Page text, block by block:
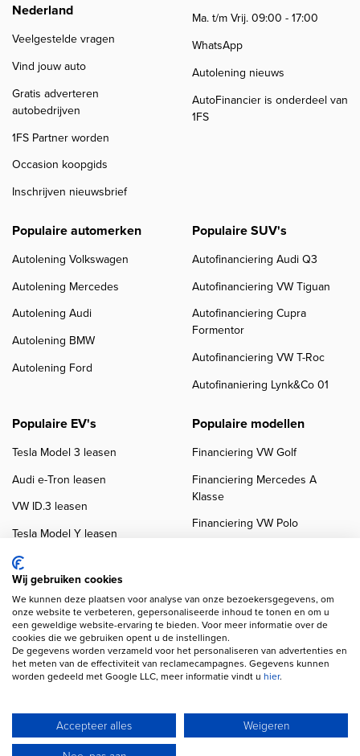
Nederland
Veelgestelde vragen
Vind jouw auto
Gratis adverteren
autobedrijven
1FS Partner worden
Occasion koopgids
Inschrijven nieuwsbrief
Ma. t/m Vrij. 09:00 - 17:00
WhatsApp
Autolening nieuws
AutoFinancier is onderdeel van
1FS
Populaire automerken
Autolening Volkswagen
Autolening Mercedes
Autolening Audi
Autolening BMW
Autolening Ford
Populaire SUV's
Autofinanciering Audi Q3
Autofinanciering VW Tiguan
Autofinanciering Cupra
Formentor
Autofinanciering VW T-Roc
Autofinaniering Lynk&Co 01
Populaire EV's
Tesla Model 3 leasen
Audi e-Tron leasen
VW ID.3 leasen
Tesla Model Y leasen
VW ID.4 leasen
Populaire modellen
Financiering VW Golf
Financiering Mercedes A
Klasse
Financiering VW Polo
Copyright navigation
Klanten beoordelingen
Autobedrijven
Wij gebruiken AI voor afbeeldingen en teksten
Wij gebruiken cookies
We kunnen deze plaatsen voor analyse van onze bezoekersgegevens, om
onze website te verbeteren, gepersonaliseerde inhoud te tonen en om u
een geweldige website-ervaring te bieden. Voor meer informatie over de
cookies die we gebruiken opent u de instellingen.
De gegevens worden verzameld voor het personaliseren van advertenties en
het meten van de effectiviteit van reclamecampagnes. Gegevens kunnen
worden gedeeld met Google LLC, meer informatie vindt u hier.
Accepteer alles
Weigeren